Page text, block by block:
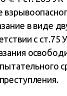
в виде
с ст.75